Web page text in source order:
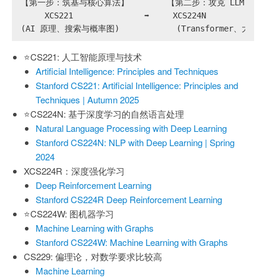
【第一步：筑基与核心算法】        【第二步：攻克 LLM
XCS221               ➡️     XCS224N
(AI 原理、搜索与概率图)            (Transformer、大模
⭐️CS221: 人工智能原理与技术
Artificial Intelligence: Principles and Techniques
Stanford CS221: Artificial Intelligence: Principles and
Techniques | Autumn 2025
⭐️CS224N: 基于深度学习的自然语言处理
Natural Language Processing with Deep Learning
Stanford CS224N: NLP with Deep Learning | Spring
2024
XCS224R：深度强化学习
Deep Reinforcement Learning
Stanford CS224R Deep Reinforcement Learning
⭐️CS224W: 图机器学习
Machine Learning with Graphs
Stanford CS224W: Machine Learning with Graphs
CS229: 偏理论，对数学要求比较高
Machine Learning